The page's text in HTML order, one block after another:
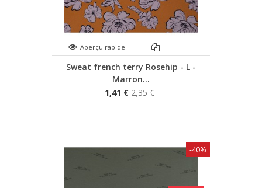
Aperçu rapide
Sweat french terry Rosehip - L -
Marron...
1,41 € 2,35 €
-40%